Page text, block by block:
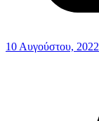
10 Αυγούστου, 2022